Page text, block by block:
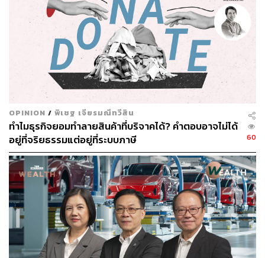
โดยการเพิ่มและปรับปรุงอุตสาหกรรมเป้าหมายของ LTR
Visa ในครั้งนี้ เพื่อให้ครอบคลุมอุตสาหกรรมเป้าหมาย และ
ทักษะความเชี่ยวชาญในสาขาที่มีความสำคัญและประเทศยัง
ขาดแคลน โดยเปิดโอกาสให้ชาวต่างชาติที่มีศักยภาพสูงกลุ่ม
นี้ สามารถได้รับ LTR Visa เพื่อเข้ามาทำงานร่วมกับบุคลากร
ไทย จะเป็นประโยชน์ต่อการถ่ายทอดองค์ความรู้และการ
พัฒนาเศรษฐกิจการลงทุนของไทยได้ในระยะยาว โดย
ปัจจุบันมีชาวต่างชาติมายื่นขอ LTR Visa แล้วกว่า 3,000 ราย
ส่วนใหญ่เป็นชาวอเมริกัน จีน และยุโรป
“ดังนั้นเมื่อขยายขอบเขตไปหลายกลุ่มอุตสาหกรรมที่ไม่จำกัด
แค่ S-Curve จะทำให้เราได้คนเก่งทางด้านการเงิน การตลาด
AI ดิจิทัล จะเป็นแม็กเน็ตใหม่ดึงดูดการลงทุนจากต่างประเทศ
และธุรกิจรายใหญ่โยกย้ายฐานการผลิตมายังประเทศไทย อีก
ทั้งจะช่วยเสริมสร้างศักยภาพในการเป็นดิจิทัลฮับของ
ประเทศไทยด้วย ซึ่งไทยต้องการคนเหล่านี้มาก คาดว่าอีก 6
เดือนนับจากนี้ จะมีผู้มายื่นขอ LTR Visa เพิ่มเป็น 2 เท่า หรือ
สิ้นปี 2566 จะอยู่ที่ 9,000 คน”
OPINION / พิเชฐ เจียรมณีทวีสิน
ทำไมธุรกิจยอมทำลายสินค้าที่บริจาคได้? คำตอบอาจไม่ได้
อยู่ที่จริยธรรมแต่อยู่ที่ระบบภาษี
60